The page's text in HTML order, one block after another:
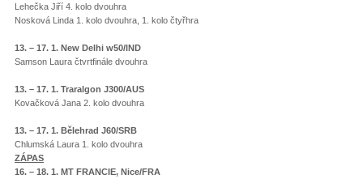
Lehečka Jiří 4. kolo dvouhra
Nosková Linda 1. kolo dvouhra, 1. kolo čtyřhra
13. – 17. 1. New Delhi w50/IND
Samson Laura čtvrtfinále dvouhra
13. – 17. 1. Traralgon J300/AUS
Kovačková Jana 2. kolo dvouhra
13. – 17. 1. Bělehrad J60/SRB
Chlumská Laura 1. kolo dvouhra
ZÁPAS
16. – 18. 1. MT FRANCIE, Nice/FRA